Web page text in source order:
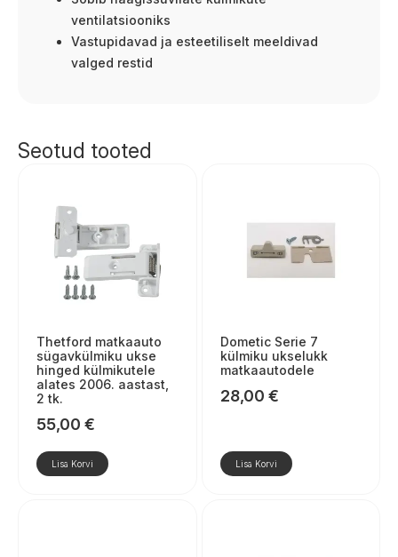
ventilatsiooniks
Vastupidavad ja esteetiliselt meeldivad
valged restid
Seotud tooted
Thetford matkaauto
sügavkülmiku ukse
hinged külmikutele
alates 2006. aastast,
2 tk.
55,00 €
Lisa Korvi
Dometic Serie 7
külmiku ukselukk
matkaautodele
28,00 €
Lisa Korvi